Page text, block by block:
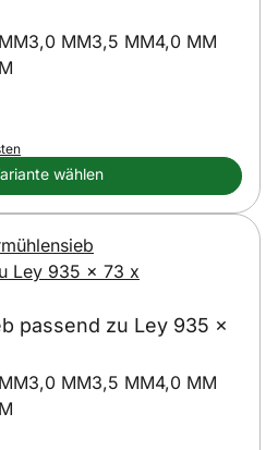
3,0 MM3,5 MM4,0 MM
wählen
passend zu Ley 935 x
3,0 MM3,5 MM4,0 MM